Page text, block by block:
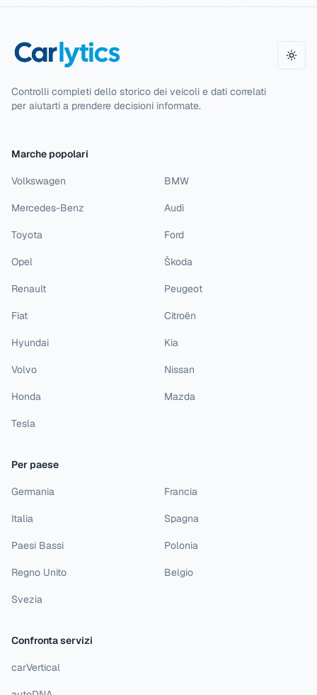
Controlli completi dello storico dei veicoli e dati correlati
per aiutarti a prendere decisioni informate.
Marche popolari
Volkswagen BMW
Mercedes-Benz Audi
Toyota Ford
Opel Škoda
Renault Peugeot
Fiat Citroën
Hyundai Kia
Volvo Nissan
Honda Mazda
Tesla
Per paese
Germania Francia
Italia Spagna
Paesi Bassi Polonia
Regno Unito Belgio
Svezia
Confronta servizi
carVertical